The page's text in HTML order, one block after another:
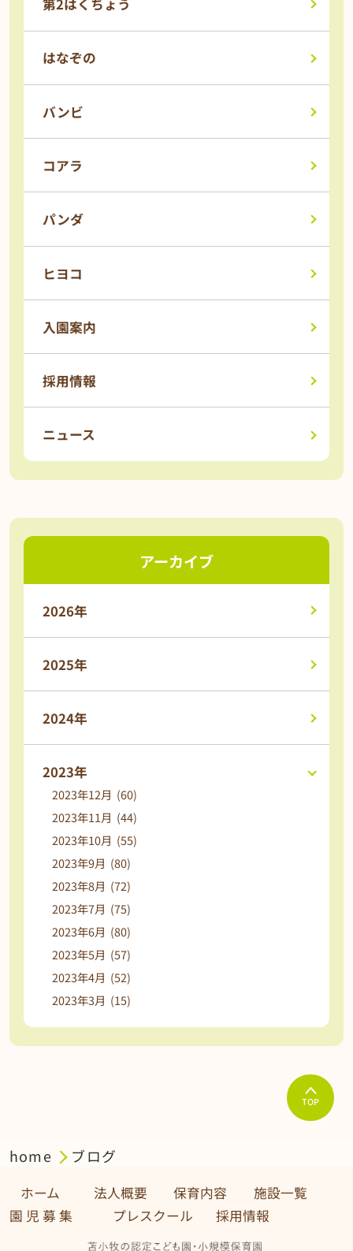
第2はくちょう
はなぞの
バンビ
コアラ
パンダ
ヒヨコ
入園案内
採用情報
ニュース
アーカイブ
2026年
2025年
2024年
2023年
2023年12月 (60)
2023年11月 (44)
2023年10月 (55)
2023年9月 (80)
2023年8月 (72)
2023年7月 (75)
2023年6月 (80)
2023年5月 (57)
2023年4月 (52)
2023年3月 (15)
TOP
home ブログ
ホーム 法人概要 保育内容
施設一覧
園 児 募 集 プレスクール
採用情報